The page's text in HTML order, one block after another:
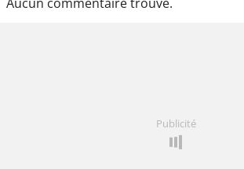
Publicité